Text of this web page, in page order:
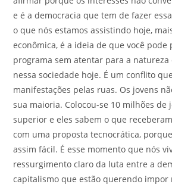
e é a democracia que tem de fazer
o que nós estamos assistindo hoje,
econômica, é a ideia de que você pode
programa sem atentar para a
nessa sociedade hoje. É um conflito
manifestações pelas ruas. Os jovens
sua maioria. Colocou-se 10 milhões de
superior e eles sabem o que
com uma proposta tecnocrática,
assim fácil. É esse momento que nós
ressurgimento claro da luta entre a
capitalismo que estão querendo impor